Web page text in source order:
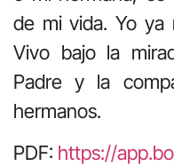
de mi vida. Yo ya
Vivo bajo la
Padre y la
hermanos.
PDF: https://